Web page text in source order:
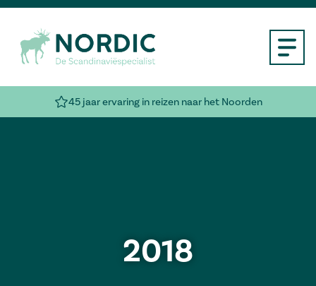
45 jaar ervaring in reizen naar het Noorden
2018